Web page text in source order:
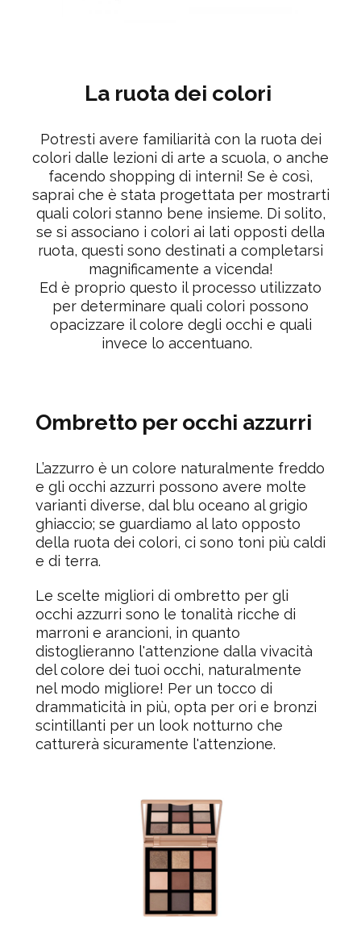
La ruota dei colori
Potresti avere familiarità con la ruota dei
colori dalle lezioni di arte a scuola, o anche
facendo shopping di interni! Se è così,
saprai che è stata progettata per mostrarti
quali colori stanno bene insieme. Di solito,
se si associano i colori ai lati opposti della
ruota, questi sono destinati a completarsi
magnificamente a vicenda!
Ed è proprio questo il processo utilizzato
per determinare quali colori possono
opacizzare il colore degli occhi e quali
invece lo accentuano.
Ombretto per occhi azzurri
L’azzurro è un colore naturalmente freddo
e gli occhi azzurri possono avere molte
varianti diverse, dal blu oceano al grigio
ghiaccio; se guardiamo al lato opposto
della ruota dei colori, ci sono toni più caldi
e di terra.
Le scelte migliori di ombretto per gli
occhi azzurri sono le tonalità ricche di
marroni e arancioni, in quanto
distoglieranno l'attenzione dalla vivacità
del colore dei tuoi occhi, naturalmente
nel modo migliore! Per un tocco di
drammaticità in più, opta per ori e bronzi
scintillanti per un look notturno che
catturerà sicuramente l'attenzione.